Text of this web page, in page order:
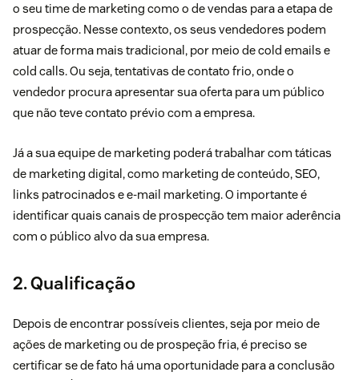
o seu time de marketing como o de vendas para a etapa de
prospecção. Nesse contexto, os seus vendedores podem
atuar de forma mais tradicional, por meio de cold emails e
cold calls. Ou seja, tentativas de contato frio, onde o
vendedor procura apresentar sua oferta para um público
que não teve contato prévio com a empresa.
Já a sua equipe de marketing poderá trabalhar com táticas
de marketing digital , como marketing de conteúdo, SEO,
links patrocinados e e-mail marketing. O importante é
identificar quais canais de prospecção tem maior aderência
com o público alvo da sua empresa.
2. Qualificação
Depois de encontrar possíveis clientes, seja por meio de
ações de marketing ou de prospeção fria, é preciso se
certificar se de fato há uma oportunidade para a conclusão